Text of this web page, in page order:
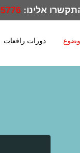
אלינו: 5776*
دورات رافعات